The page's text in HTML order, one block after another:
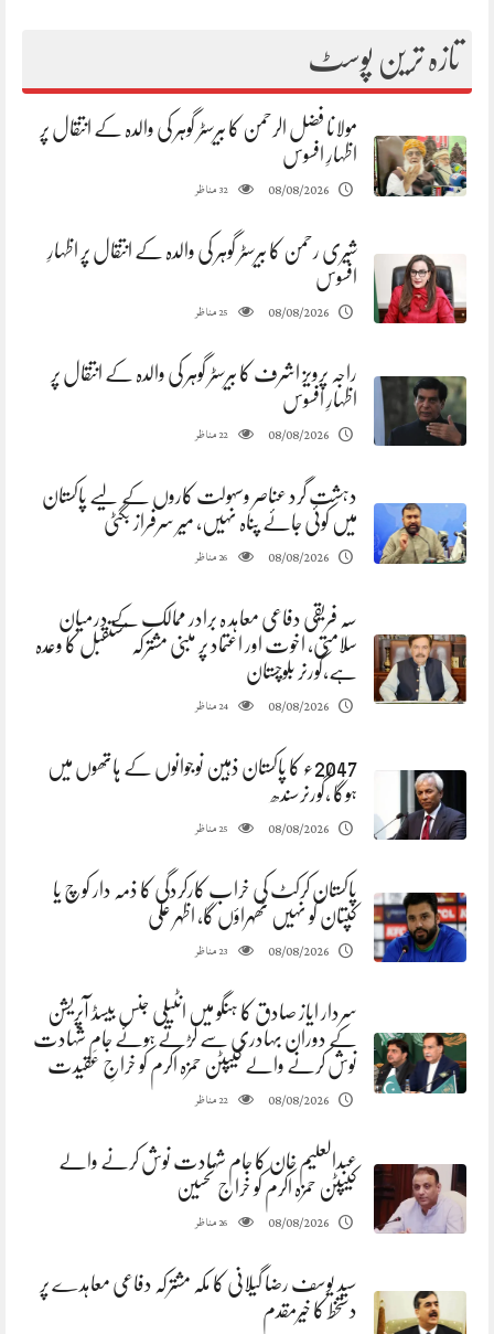
تازہ ترین پوسٹ
مولانا فضل الرحمن کا بیرسٹر گوہر کی والدہ کے انتقال پر
اظہارِ افسوس
08/08/2026
32مناظر
شیری رحمن کا بیرسٹر گوہر کی والدہ کے انتقال پر اظہارِ
افسوس
08/08/2026
25مناظر
راجہ پرویز اشرف کا بیرسٹر گوہر کی والدہ کے انتقال پر
اظہارِ افسوس
08/08/2026
22مناظر
دہشت گرد عناصر وسہولت کاروں کے لیے پاکستان
میں کوئی جائے پناہ نہیں، میر سرفراز بگٹی
08/08/2026
26مناظر
سہ فریقی دفاعی معاہد ہ برادر ممالک کے درمیان
سلامتی، اخوت اور اعتماد پر مبنی مشترکہ مستقبل کا وعدہ
ہے،گورنر بلوچستان
08/08/2026
24مناظر
2047ء کا پاکستان ذہین نوجوانوں کے ہاتھوں میں
ہوگا ،گورنرسندھ
08/08/2026
25مناظر
پاکستان کرکٹ کی خراب کارکردگی کا ذمہ دار کوچ یا
کپتان کو نہیں ٹھہراؤں گا، اظہر علی
08/08/2026
23مناظر
سردار ایاز صادق کا ہنگو میں انٹیلی جنس بیسڈ آپریشن
کے دوران بہادری سے لڑتے ہوئے جامِ شہادت
نوش کرنے والے کیپٹن حمزہ اکرم کو خراجِ عقیدت
08/08/2026
22مناظر
عبدالعلیم خان کا جام شہادت نوش کرنے والے
کیپٹن حمزہ اکرم کو خراج تحسین
08/08/2026
26مناظر
سید یوسف رضا گیلانی کا مکہ مشترکہ دفاعی معاہدے پر
دستخط کا خیرمقدم